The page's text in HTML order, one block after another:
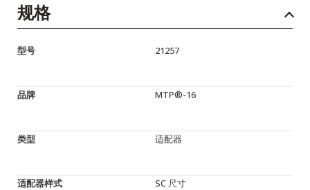
规格
型号 21257
品牌 MTP®-16
类型 适配器
适配器样式 SC 尺寸